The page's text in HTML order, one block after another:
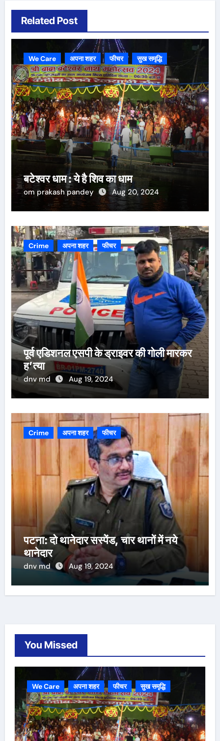
Related Post
We Care अपना शहर फीचर सुख समृद्धि
बटेश्वर धाम : ये है शिव का धाम
om prakash pandey Aug 20, 2024
Crime अपना शहर फीचर
पूर्व एडिशनल एसपी के ड्राइवर की गोली मारकर
ह’त्या
dnv md Aug 19, 2024
Crime अपना शहर फीचर
पटना: दो थानेदार सस्पेंड, चार थानों में नये
थानेदार
dnv md Aug 19, 2024
You Missed
We Care अपना शहर फीचर सुख समृद्धि